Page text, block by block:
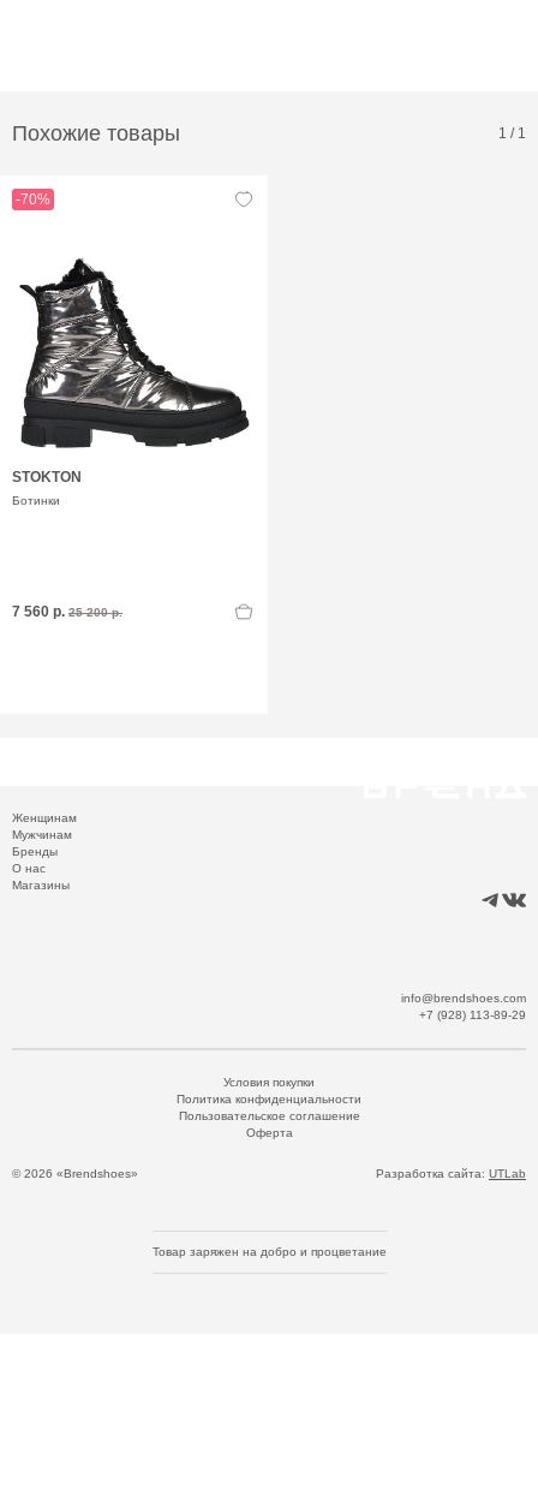
Похожие товары 1 / 1
-70%
STOKTON
Ботинки
7 560 р. 25 200 р.
Женщинам
Мужчинам
Бренды
О нас
Магазины
info@brendshoes.com
+7 (928) 113-89-29
© 2026 «Brendshoes»
Условия покупки
Политика конфиденциальности
Пользовательское соглашение
Оферта
Разработка сайта: UTLab
Товар заряжен на добро и процветание